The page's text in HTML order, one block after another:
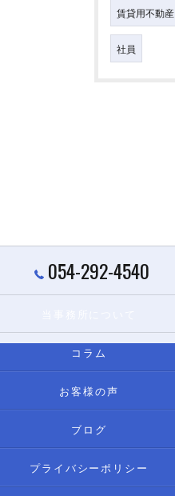
賃貸用不動産
社員
054-292-4540
コラム
お客様の声
ブログ
プライバシーポリシー